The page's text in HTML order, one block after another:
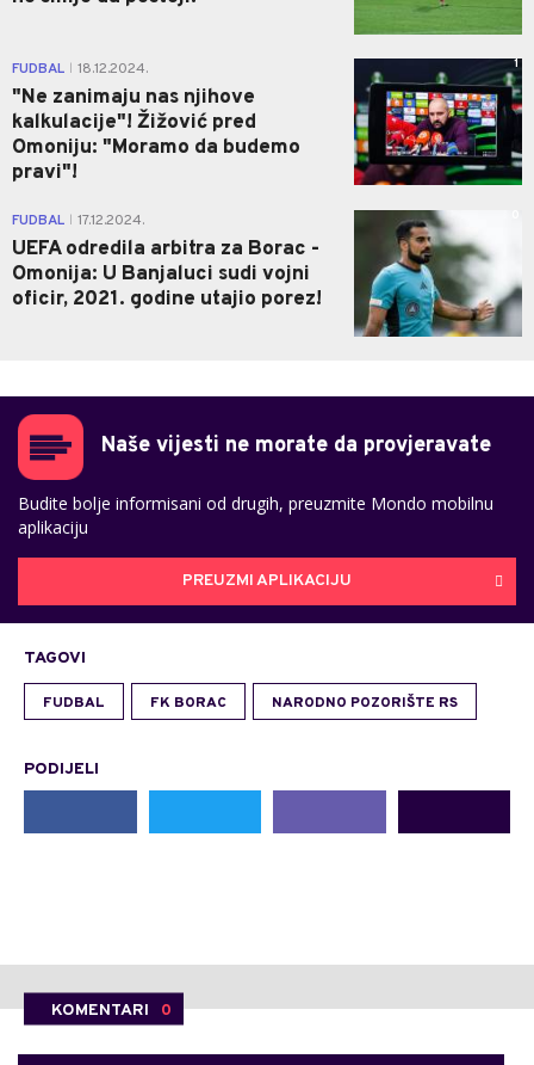
FUDBAL 18.12.2024.
"Ne zanimaju nas njihove
kalkulacije"! Žižović pred
Omoniju: "Moramo da budemo
pravi"!
1
FUDBAL 17.12.2024.
UEFA odredila arbitra za Borac -
Omonija: U Banjaluci sudi vojni
oficir, 2021. godine utajio porez!
Naše vijesti ne morate da provjeravate
Budite bolje informisani od drugih, preuzmite Mondo mobilnu
aplikaciju
PREUZMI APLIKACIJU
TAGOVI
FUDBAL FK BORAC NARODNO POZORIŠTE RS
PODIJELI
KOMENTARI 0